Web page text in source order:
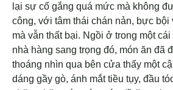
lại sự cố gắng quá mức mà không
công, với tâm thái chán nản, bực bội
mà vẫn thất bại. Ngồi ở trong một
nhà hàng sang trọng đó, món ăn đã
thoáng nhìn qua bên cửa thấy một
dáng gầy gò, ánh mắt tiều tụy, đầu